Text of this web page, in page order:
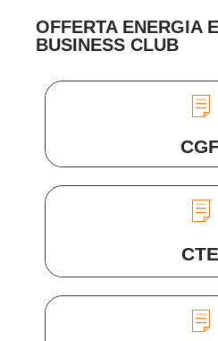
OFFERTA ENERGIA
BUSINESS CLUB
CGF
CTE